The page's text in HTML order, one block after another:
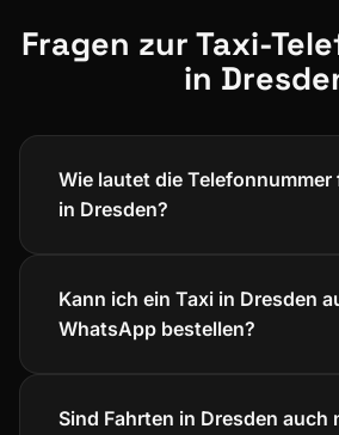
Fragen zur Taxi-
in
Wie lautet die Telefonnummer
in Dresden?
Kann ich ein Taxi in Dresden
WhatsApp bestellen?
Sind Fahrten in Dresden auch